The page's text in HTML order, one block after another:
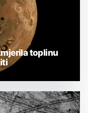
toplinu